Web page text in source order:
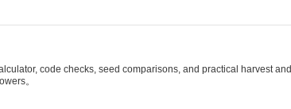
code checks, seed comparisons, and practical harvest and
。